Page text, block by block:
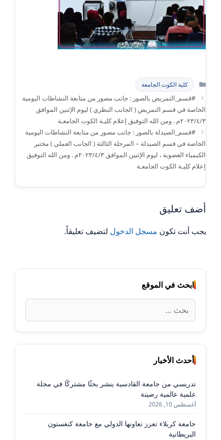
التصنيفات
كلية الكوت الجامعة
#قسم_التمريض بالصور : جانب مصور من متابعة النشاطات اليومية
الخاصة في قسم التمريض ( الجانب النظري ) ليوم الإثنين الموافق
٢٠٢٣/٤/٣م . ومن الله التوفيق إعلام كليـة الكوت الجامعـة
#قسم_الصيدلة بالصور : جانب مصور من متابعة النشاطات اليومية
الخاصة في قسم الصيدلة – المرحلة الثالثة ( الجانب العملي ) مختبر
الكيمياء العضوية ، ليوم الإثنين الموافق ٢٠٢٣/٤/٣م . ومن الله التوفيق
إعلام كليـة الكوت الجامعـة
أضف تعليق
يجب أنت تكون مسجل الدخول لتضيف تعليقاً.
ابحث في الموقع
البحث
عن:
أحدث الأخبار
تدريسي من جامعة القادسية ينشر بحثًا مشتركًا في مجلة
علمية عالمية رصينة
أغسطس 10, 2026
جامعة كربلاء تعزز تعاونها الدولي مع جامعة كنغستون
البريطانية